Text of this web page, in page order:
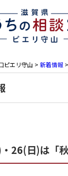
ピエリ守山 > 新着情報 >
26(日)は「